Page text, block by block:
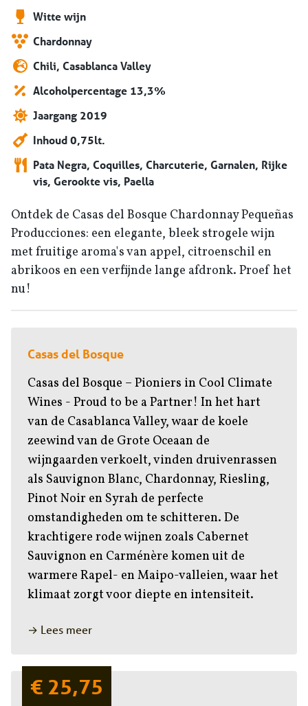
Witte wijn
Chardonnay
Chili, Casablanca Valley
Alcoholpercentage 13,3%
Jaargang 2019
Inhoud 0,75lt.
Pata Negra, Coquilles, Charcuterie, Garnalen, Rijke
vis, Gerookte vis, Paella
Ontdek de Casas del Bosque Chardonnay Pequeñas
Producciones: een elegante, bleek strogele wijn
met fruitige aroma's van appel, citroenschil en
abrikoos en een verfijnde lange afdronk. Proef het
nu!
Casas del Bosque
Casas del Bosque – Pioniers in Cool Climate
Wines - Proud to be a Partner! In het hart
van de Casablanca Valley, waar de koele
zeewind van de Grote Oceaan de
wijngaarden verkoelt, vinden druivenrassen
als Sauvignon Blanc, Chardonnay, Riesling,
Pinot Noir en Syrah de perfecte
omstandigheden om te schitteren. De
krachtigere rode wijnen zoals Cabernet
Sauvignon en Carménère komen uit de
warmere Rapel- en Maipo-valleien, waar het
klimaat zorgt voor diepte en intensiteit.
→ Lees meer
€ 25,75